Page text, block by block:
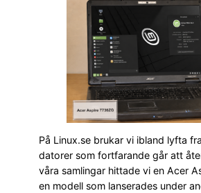
På Linux.se brukar vi ibland lyfta
datorer som fortfarande går att
våra samlingar hittade vi en Acer
en modell som lanserades under